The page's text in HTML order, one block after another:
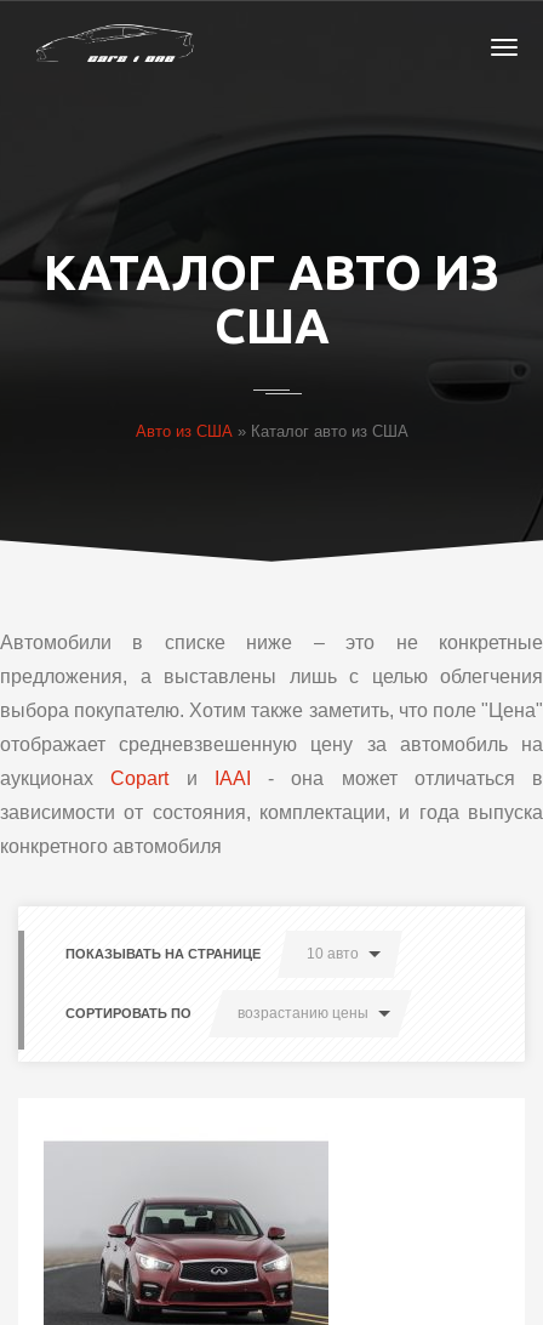
КАТАЛОГ АВТО ИЗ
США
Авто из США» Каталог авто из США
Автомобили в списке ниже – это не конкретные
предложения, а выставлены лишь с целью облегчения
выбора покупателю. Хотим также заметить, что поле "Цена"
отображает средневзвешенную цену за автомобиль на
аукционахCopartи IAAI
- она может отличаться в
зависимости от состояния, комплектации, и года выпуска
конкретного автомобиля
ПОКАЗЫВАТЬ НА СТРАНИЦЕ 10 авто
СОРТИРОВАТЬ ПО возрастанию цены